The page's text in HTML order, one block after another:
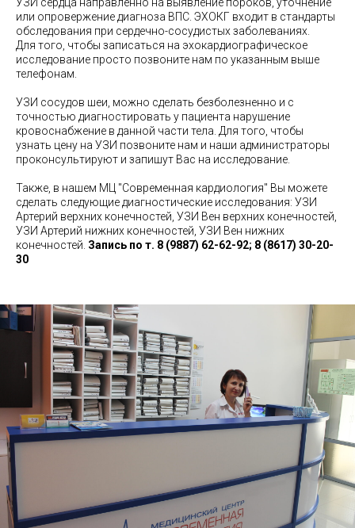
или опровержение диагноза ВПС. ЭХОКГ входит в стандарты
обследования при сердечно-сосудистых заболеваниях.
Для того, чтобы записаться на эхокардиографическое
исследование просто позвоните нам по указанным выше
телефонам.
УЗИ сосудов шеи, можно сделать безболезненно и с
точностью диагностировать у пациента нарушение
кровоснабжение в данной части тела. Для того, чтобы
узнать цену на УЗИ позвоните нам и наши администраторы
проконсультируют и запишут Вас на исследование.
Также, в нашем МЦ "Современная кардиология" Вы можете
сделать следующие диагностические исследования: УЗИ
Артерий верхних конечностей, УЗИ Вен верхних конечностей,
УЗИ Артерий нижних конечностей, УЗИ Вен нижних
конечностей. Запись по т. 8 (9887) 62-62-92; 8 (8617) 30-20-
30